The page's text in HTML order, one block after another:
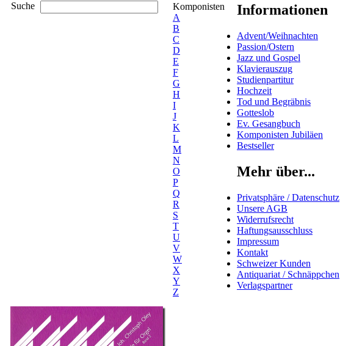
Suche
Komponisten
A
B
C
D
E
F
G
H
I
J
K
L
M
N
O
P
Q
R
S
T
U
V
W
X
Y
Z
Informationen
Advent/Weihnachten
Passion/Ostern
Jazz und Gospel
Klavierauszug
Studienpartitur
Hochzeit
Tod und Begräbnis
Gotteslob
Ev. Gesangbuch
Komponisten Jubiläen
Bestseller
Mehr über...
Privatsphäre / Datenschutz
Unsere AGB
Widerrufsrecht
Haftungsausschluss
Impressum
Kontakt
Schweizer Kunden
Antiquariat / Schnäppchen
Verlagspartner